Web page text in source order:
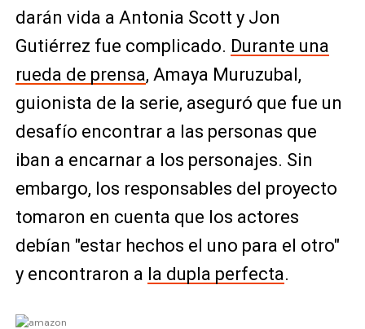
darán vida a Antonia Scott y Jon
Gutiérrez fue complicado. Durante una
rueda de prensa, Amaya Muruzubal,
guionista de la serie, aseguró que fue un
desafío encontrar a las personas que
iban a encarnar a los personajes. Sin
embargo, los responsables del proyecto
tomaron en cuenta que los actores
debían "estar hechos el uno para el otro"
y encontraron a la dupla perfecta.